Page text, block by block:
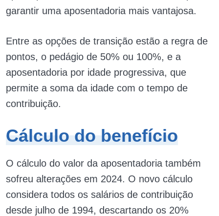
garantir uma aposentadoria mais vantajosa.
Entre as opções de transição estão a regra de
pontos, o pedágio de 50% ou 100%, e a
aposentadoria por idade progressiva, que
permite a soma da idade com o tempo de
contribuição.
Cálculo do benefício
O cálculo do valor da aposentadoria também
sofreu alterações em 2024. O novo cálculo
considera todos os salários de contribuição
desde julho de 1994, descartando os 20%